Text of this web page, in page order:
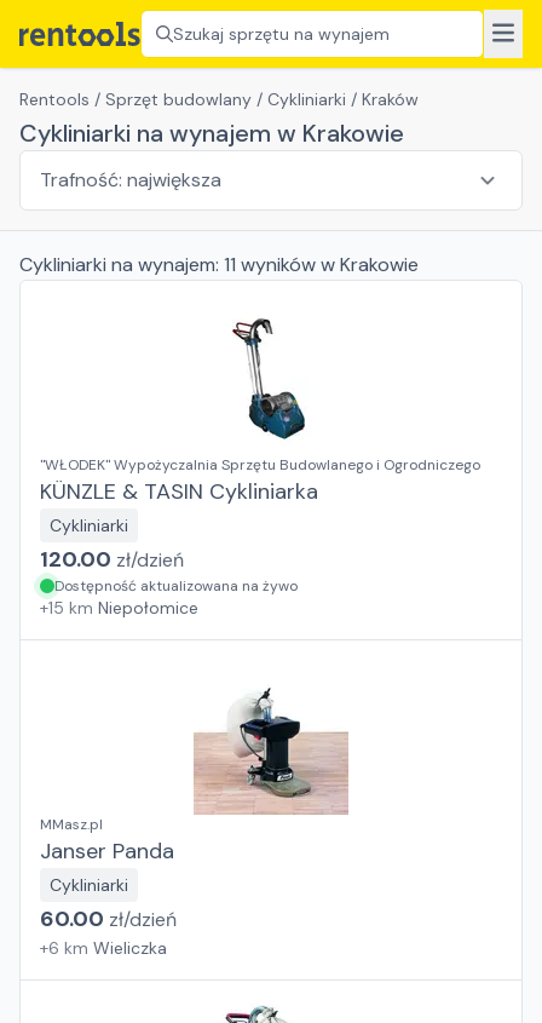
Szukaj sprzętu na wynajem
Rentools / Sprzęt budowlany / Cykliniarki / Kraków
Cykliniarki na wynajem w Krakowie
Cykliniarki na wynajem: 11 wynikóww Krakowie
"WŁODEK" Wypożyczalnia Sprzętu Budowlanego i Ogrodniczego
KÜNZLE & TASIN Cykliniarka
Cykliniarki
120.00 zł/dzień
Dostępność aktualizowana na żywo
+15 km Niepołomice
MMasz.pl
Janser Panda
Cykliniarki
60.00 zł/dzień
+6 km Wieliczka